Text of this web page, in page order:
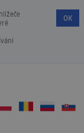
OK